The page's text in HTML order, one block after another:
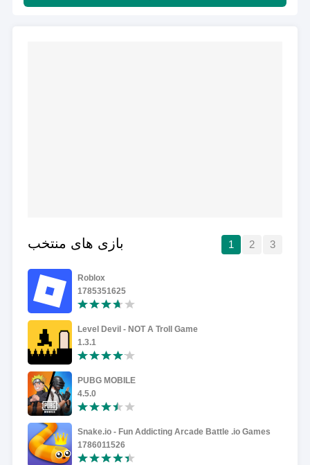
بازی های منتخب 1 2 3
Roblox
1785351625
Level Devil - NOT A Troll Game
1.3.1
PUBG MOBILE
4.5.0
Snake.io - Fun Addicting Arcade Battle .io Games
1786011526